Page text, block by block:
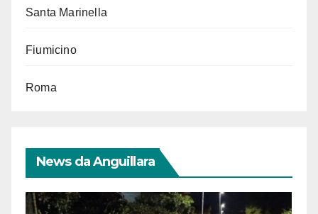
Santa Marinella
Fiumicino
Roma
News da Anguillara